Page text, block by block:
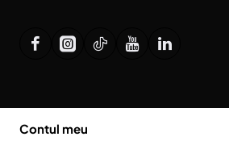
Contul meu